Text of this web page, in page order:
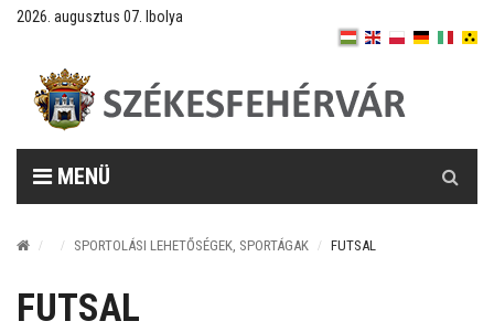
2026. augusztus 07. Ibolya
MENÜ
SPORTOLÁSI LEHETŐSÉGEK, SPORTÁGAK FUTSAL
FUTSAL